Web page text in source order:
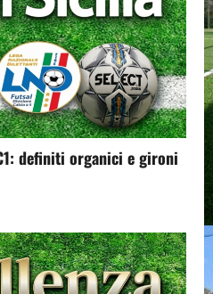
definiti organici e gironi